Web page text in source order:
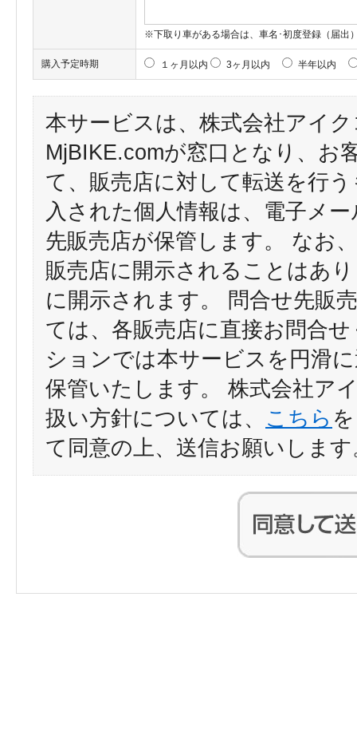
※下取り車がある場合は、車名･初度登録（届出
購入予定時期 １ヶ月以内 3ヶ月以内 半年以内
本サービスは、株式会社アイ
MjBIKE.comが窓口となり、お
て、販売店に対して転送を行
入された個人情報は、電子メ
先販売店が保管します。 なお
販売店に開示されることはあ
に開示されます。 問合せ先販
ては、各販売店に直接お問合
ションでは本サービスを円滑
保管いたします。 株式会社ア
扱い方針については、 こちら
て同意の上、送信お願いします